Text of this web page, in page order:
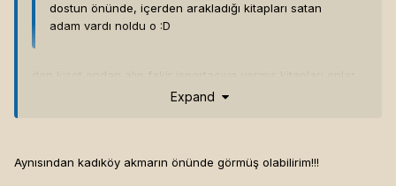
dostun önünde, içerden arakladığı kitapları satan
adam vardı noldu o :D
Expand
Aynısından kadıköy akmarın önünde görmüş olabilirim!!!